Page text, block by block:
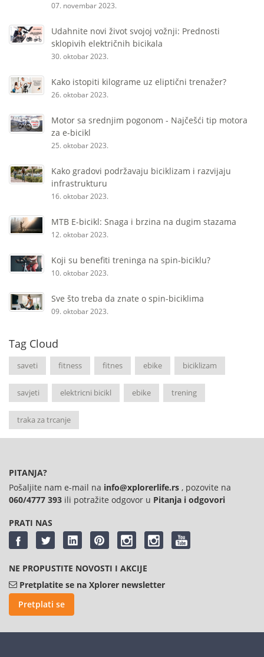
07. novembar 2023.
Udahnite novi život svojoj vožnji: Prednosti
sklopivih električnih bicikala
30. oktobar 2023.
Kako istopiti kilograme uz eliptični trenažer?
26. oktobar 2023.
Motor sa srednjim pogonom - Najčešći tip motora
za e-bicikl
25. oktobar 2023.
Kako gradovi podržavaju biciklizam i razvijaju
infrastrukturu
16. oktobar 2023.
MTB E-bicikl: Snaga i brzina na dugim stazama
12. oktobar 2023.
Koji su benefiti treninga na spin-biciklu?
10. oktobar 2023.
Sve što treba da znate o spin-biciklima
09. oktobar 2023.
Tag Cloud
saveti fitness fitnes ebike biciklizam
savjeti elektricni bicikl ebike trening
traka za trcanje
PITANJA?
Pošaljite nam e-mail na info@xplorerlife.rs , pozovite na
060/4777 393 ili potražite odgovor u Pitanja i odgovori
PRATI NAS
NE PROPUSTITE NOVOSTI I AKCIJE
Pretplatite se na Xplorer newsletter
Pretplati se